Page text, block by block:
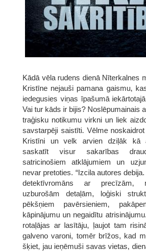
Kādā vēla rudens dienā Nīterkalnes
Kristīne nejauši pamana gaismu,
iedegusies viņas īpašumā
Vai tur kāds ir bijis? Noslēpumainais
traģisku notikumu virkni un liek
savstarpēji saistīti. Vēlme
Kristīni un velk arvien dziļāk kā
saskatīt visur sakarības
satricinošiem atklājumiem un
nevar pretoties. “Izcila autores
detektīvromāns ar precīzām,
uzburošām detaļām, loģiski
pēkšņiem pavērsieniem,
kāpinājumu un negaidītu
rotaļājas ar lasītāju, ļaujot tam
galveno varoni, tomēr brīžos, kad
šķiet, jau ieņēmuši savas vietas,